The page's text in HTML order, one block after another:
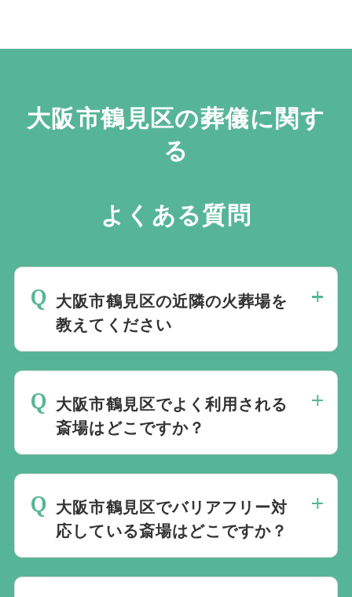
大阪市鶴見区の葬儀に関す
る
よくある質問
大阪市鶴見区の近隣の火葬場を
教えてください
ただけます。
大阪市鶴見区でよく利用される
斎場はどこですか？
スも多く利便性の点からよく利用されてい
ます。
当社では1220の斎場と提携しています。
規模や内容、場所などを考慮し最適な斎場
大阪市鶴見区でバリアフリー対
応している斎場はどこですか？